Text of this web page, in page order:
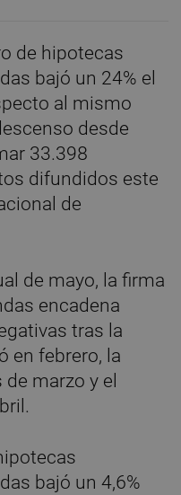
de hipotecas
bajó un 24% el
al mismo
desde
33.398
difundidos este
de
de mayo, la firma
encadena
tras la
en febrero, la
marzo y el
bajó un 4,6%